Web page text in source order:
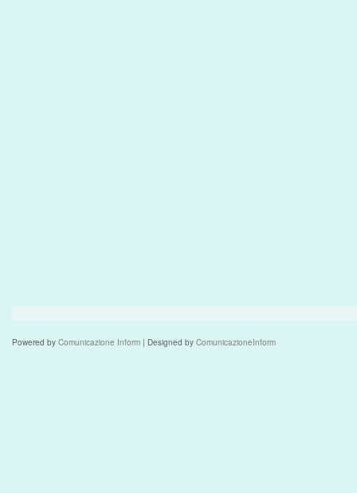
Powered by Comunicazione Inform | Designed by ComunicazioneInform